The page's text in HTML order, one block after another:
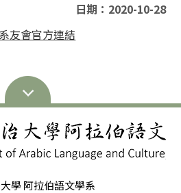
日期：2020-10-28
友會官方連結
學 阿拉伯語文學系